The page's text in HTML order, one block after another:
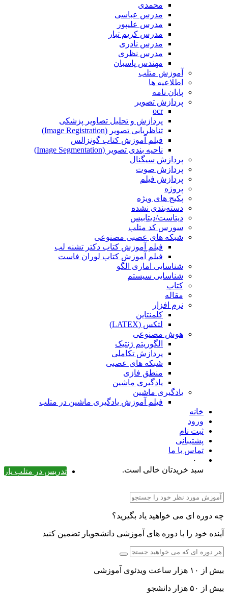
محمدی
مدرس عباسی
مدرس علیپور
مدرس کریم تبار
مدرس نادری
مدرس نظری
مهندس پاسبان
آموزش متلب
اطلاعیه ها
پایان نامه
پردازش تصویر
ocr
پردازش و تحلیل تصاویر پزشکی
تناظریابی تصویر (Image Registration)
فیلم آموزش کتاب گونزالس
ناحیه بندی تصویر (Image Segmentation)
پردازش سیگنال
پردازش صوت
پردازش فیلم
پروژه
پکیج های ویژه
دسته‌بندی نشده
دیتاست/دیتابیس
سورس کد متلب
شبکه های عصبی مصنوعی
فیلم آموزش کتاب دکتر تشنه لب
فیلم آموزش کتاب لوران فاست
شناسایی اماری الگو
شناسایی سیستم
کتاب
مقاله
نرم افزار
کلمنتاین
لتکس (LATEX)
هوش مصنوعی
الگوریتم ژنتیک
پردازش تکاملی
شبکه های عصبی
منطق فازی
یادگیری ماشین
یادگیری ماشین
فیلم آموزش یادگیری ماشین در متلب
خانه
ورود
ثبت نام
پشتیبانی
تماس با ما
۰
تدریس در متلب یار
سبد خریدتان خالی است.
چه دوره ای می خواهید یاد بگیرید؟
آینده خود را با دوره های آموزشی دانشجویار تضمین کنید
بیش از ۱۰ هزار ساعت ویدئوی آموزشی
بیش از ۵۰ هزار دانشجو